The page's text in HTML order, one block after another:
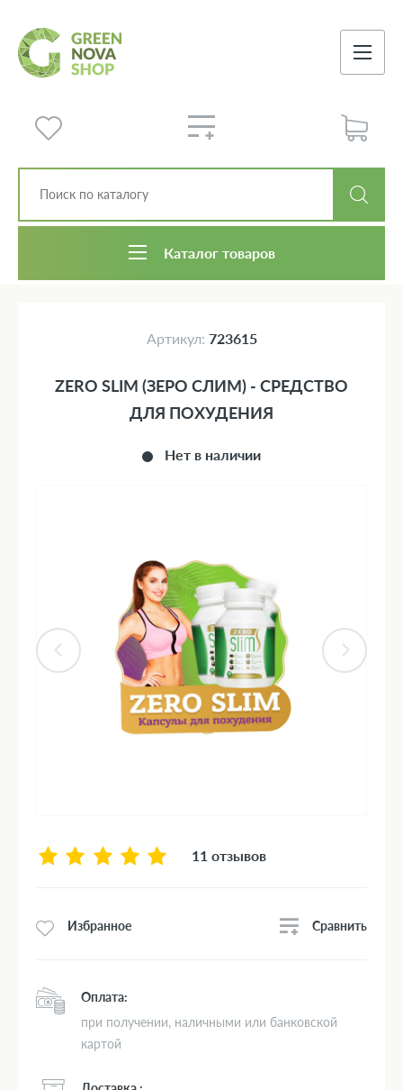
Каталог товаров
Артикул: 723615
Нет в наличии
ZERO SLIM (ЗЕРО СЛИМ) - СРЕДСТВО
ДЛЯ ПОХУДЕНИЯ
11 отзывов
Избранное Сравнить
Оплата:
при получении, наличными или банковской
картой